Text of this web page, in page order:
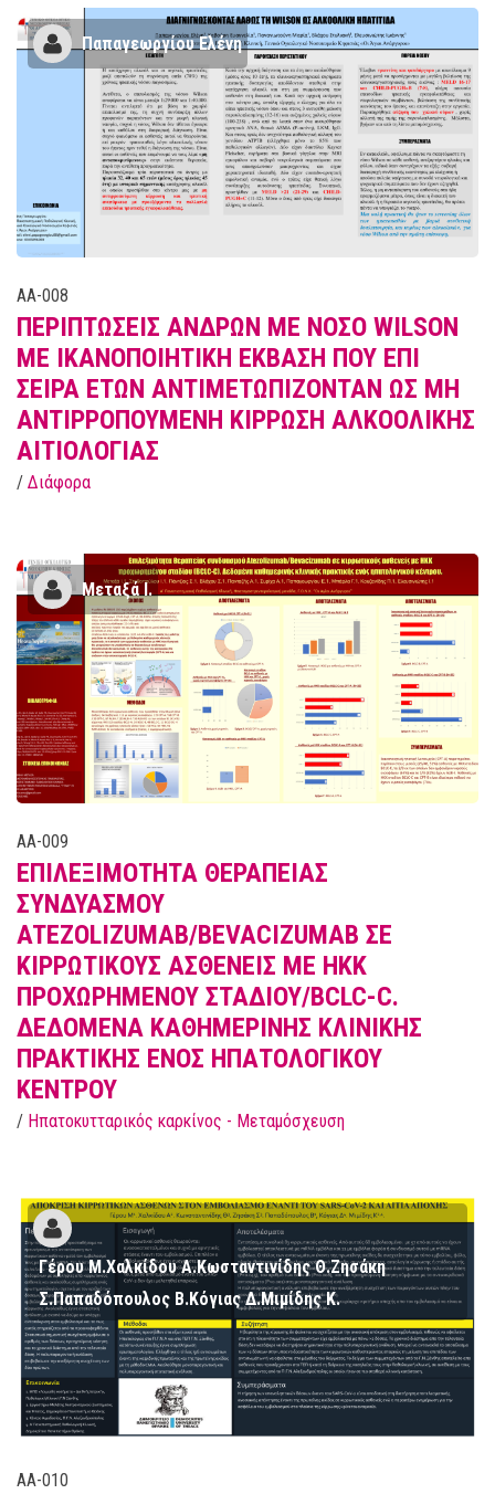
Παπαγεωργίου Ελένη
AA-008
ΠΕΡΙΠΤΩΣΕΙΣ ΑΝΔΡΩΝ ΜΕ ΝΟΣΟ WILSON
ΜΕ ΙΚΑΝΟΠΟΙΗΤΙΚΗ ΕΚΒΑΣΗ ΠΟΥ ΕΠΙ
ΣΕΙΡΑ ΕΤΩΝ ΑΝΤΙΜΕΤΩΠΙΖΟΝΤΑΝ ΩΣ ΜΗ
ΑΝΤΙΡΡΟΠΟΥΜΕΝΗ ΚΙΡΡΩΣΗ ΑΛΚΟΟΛΙΚΗΣ
ΑΙΤΙΟΛΟΓΙΑΣ
/ Διάφορα
Μεταξά Ι.
AA-009
ΕΠΙΛΕΞΙΜΟΤΗΤΑ ΘΕΡΑΠΕΙΑΣ
ΣΥΝΔΥΑΣΜΟΥ
ATEZOLIZUMAB/BEVACIZUMAB ΣΕ
ΚΙΡΡΩΤΙΚΟΥΣ ΑΣΘΕΝΕΙΣ ΜΕ ΗΚΚ
ΠΡΟΧΩΡΗΜΕΝΟΥ ΣΤΑΔΙΟΥ/BCLC-C.
ΔΕΔΟΜΕΝΑ ΚΑΘΗΜΕΡΙΝΗΣ ΚΛΙΝΙΚΗΣ
ΠΡΑΚΤΙΚΗΣ ΕΝΟΣ ΗΠΑΤΟΛΟΓΙΚΟΥ
ΚΕΝΤΡΟΥ
/ Ηπατοκυτταρικός καρκίνος - Μεταμόσχευση
Γέρου Μ.Χαλκίδου Α.Κωσταντινίδης Θ.Ζησάκη
Σ.Παπαδόπουλος Β.Κόγιας Δ.Μιμίδης Κ.
AA-010